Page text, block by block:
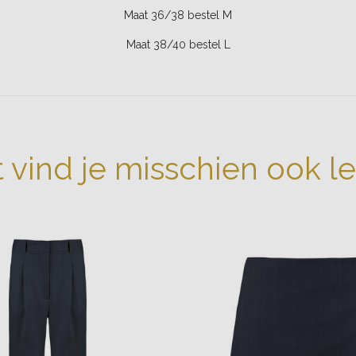
Maat 36/38 bestel M
Maat 38/40 bestel L
vind je misschien ook